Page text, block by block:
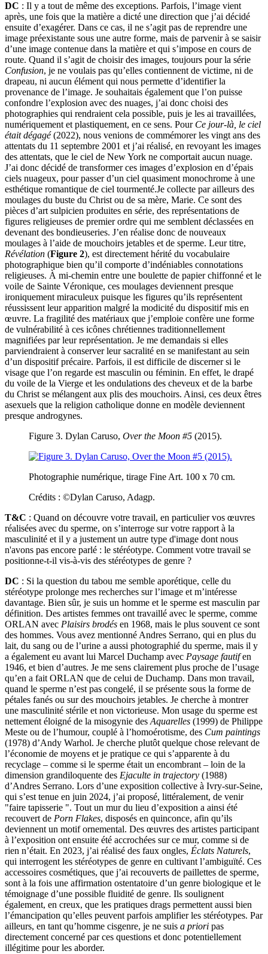
DC : Il y a tout de même des exceptions. Parfois, l’image vient
après, une fois que la matière a dicté une direction que j’ai décidé
ensuite d’exagérer. Dans ce cas, il ne s’agit pas de reprendre une
image préexistante sous une autre forme, mais de parvenir à se saisir
d’une image contenue dans la matière et qui s’impose en cours de
route. Quand il s’agit de choisir des images, toujours pour la série
Confusion, je ne voulais pas qu’elles contiennent de victime, ni de
drapeau, ni aucun élément qui nous permette d’identifier la
provenance de l’image. Je souhaitais également que l’on puisse
confondre l’explosion avec des nuages, j’ai donc choisi des
photographies qui rendraient cela possible, puis je les ai travaillées,
numériquement et plastiquement, en ce sens. Pour Ce jour-là, le ciel
était dégagé(2022), nous venions de commémorer les vingt ans des
attentats du 11 septembre 2001 et j’ai réalisé, en revoyant les images
des attentats, que le ciel de New York ne comportait aucun nuage.
J’ai donc décidé de transformer ces images d’explosion en d’épais
ciels nuageux, pour passer d’un ciel quasiment monochrome à une
esthétique romantique de ciel tourmenté.Je collecte par ailleurs des
moulages du buste du Christ ou de sa mère, Marie. Ce sont des
pièces d’art sulpicien produites en série, des représentations de
figures religieuses de premier ordre qui me semblent déclassées en
devenant des bondieuseries. J’en réalise donc de nouveaux
moulages à l’aide de mouchoirs jetables et de sperme. Leur titre,
Révélation (Figure 2), est directement hérité du vocabulaire
photographique bien qu’il comporte d’indéniables connotations
religieuses. À mi-chemin entre une boulette de papier chiffonné et le
voile de Sainte Véronique, ces moulages deviennent presque
ironiquement miraculeux puisque les figures qu’ils représentent
réussissent leur apparition malgré la modicité du dispositif mis en
œuvre. La fragilité des matériaux que j’emploie confère une forme
de vulnérabilité à ces icônes chrétiennes traditionnellement
magnifiées par leur représentation. Je me demandais si elles
parviendraient à conserver leur sacralité en se manifestant au sein
d’un dispositif précaire. Parfois, il est difficile de discerner si le
visage que l’on regarde est masculin ou féminin. En effet, le drapé
du voile de la Vierge et les ondulations des cheveux et de la barbe
du Christ se mélangent aux plis des mouchoirs. Ainsi, ces deux êtres
asexuels que la religion catholique donne en modèle deviennent
presque androgynes.
Figure 3. Dylan Caruso, Over the Moon #5 (2015).
Photographie numérique, tirage Fine Art. 100 x 70 cm.
Crédits : ©Dylan Caruso, Adagp.
T&C : Quand on découvre votre travail, en particulier vos œuvres
réalisées avec du sperme, on s’interroge sur votre rapport à la
masculinité et il y a justement un autre type d'image dont nous
n'avons pas encore parlé : le stéréotype. Comment votre travail se
positionne-t-il vis-à-vis des stéréotypes de genre ?
DC : Si la question du tabou me semble aporétique, celle du
stéréotype prolonge mes recherches sur l’image et m’intéresse
davantage. Bien sûr, je suis un homme et le sperme est masculin par
définition. Des artistes femmes ont travaillé avec le sperme, comme
ORLAN avec Plaisirs brodés en 1968, mais le plus souvent ce sont
des hommes. Vous avez mentionné Andres Serrano, qui en plus du
lait, du sang ou de l’urine a aussi photographié du sperme, mais il y
a également eu avant lui Marcel Duchamp avec Paysage fautifen
1946, et bien d’autres. Je me sens clairement plus proche de l’usage
qu’en a fait ORLAN que de celui de Duchamp. Dans mon travail,
quand le sperme n’est pas congelé, il se présente sous la forme de
pétales fanés ou sur des mouchoirs jetables. Je cherche à montrer
une masculinité stérile et non victorieuse. Mon usage du sperme est
nettement éloigné de la misogynie des Aquarelles (1999) de Philippe
Meste ou de l’humour, couplé à l’homoérotisme, des Cum paintings
(1978) d’Andy Warhol. Je cherche plutôt quelque chose relevant de
l’économie de moyens et je pratique ce qui s’apparente à du
recyclage – comme si le sperme était un encombrant – loin de la
dimension grandiloquente des Ejaculte in trajectory (1988)
d’Andres Serrano. Lors d’une exposition collective à Ivry-sur-Seine,
qui s’est tenue en juin 2024, j’ai proposé, littéralement, de venir
"faire tapisserie ". Tout un mur du lieu d’exposition a ainsi été
recouvert de Porn Flakes, disposés en quinconce, afin qu’ils
deviennent un motif ornemental. Des œuvres des artistes participant
à l’exposition ont ensuite été accrochées sur ce mur, comme si de
rien n’était. En 2023, j’ai réalisé des faux ongles, Éclats Naturels,
qui interrogent les stéréotypes de genre en cultivant l’ambiguïté. Ces
accessoires cosmétiques, que j’ai recouverts de paillettes de sperme,
sont à la fois une affirmation ostentatoire d’un genre biologique et le
témoignage d’une possible fluidité de genre. Ils soulignent
également, en creux, que les pratiques drags permettent aussi bien
l’émancipation qu’elles peuvent parfois amplifier les stéréotypes. Par
ailleurs, en tant qu’homme cisgenre, je ne suis a priori pas
directement concerné par ces questions et donc potentiellement
illégitime pour les aborder.